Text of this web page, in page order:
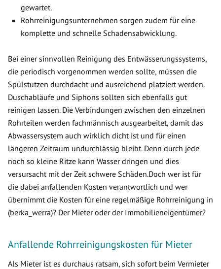
gewartet.
Rohrreinigungsunternehmen sorgen zudem für eine
komplette und schnelle Schadensabwicklung.
Bei einer sinnvollen Reinigung des Entwässerungssystems,
die periodisch vorgenommen werden sollte, müssen die
Spülstutzen durchdacht und ausreichend platziert werden.
Duschabläufe und Siphons sollten sich ebenfalls gut
reinigen lassen. Die Verbindungen zwischen den einzelnen
Rohrteilen werden fachmännisch ausgearbeitet, damit das
Abwassersystem auch wirklich dicht ist und für einen
längeren Zeitraum undurchlässig bleibt. Denn durch jede
noch so kleine Ritze kann Wasser dringen und dies
versursacht mit der Zeit schwere Schäden.Doch wer ist für
die dabei anfallenden Kosten verantwortlich und wer
übernimmt die Kosten für eine regelmäßige Rohrreinigung in
(berka_werra)? Der Mieter oder der Immobilieneigentümer?
Anfallende Rohrreinigungskosten für Mieter
Als Mieter ist es durchaus ratsam, sich sofort beim Vermieter